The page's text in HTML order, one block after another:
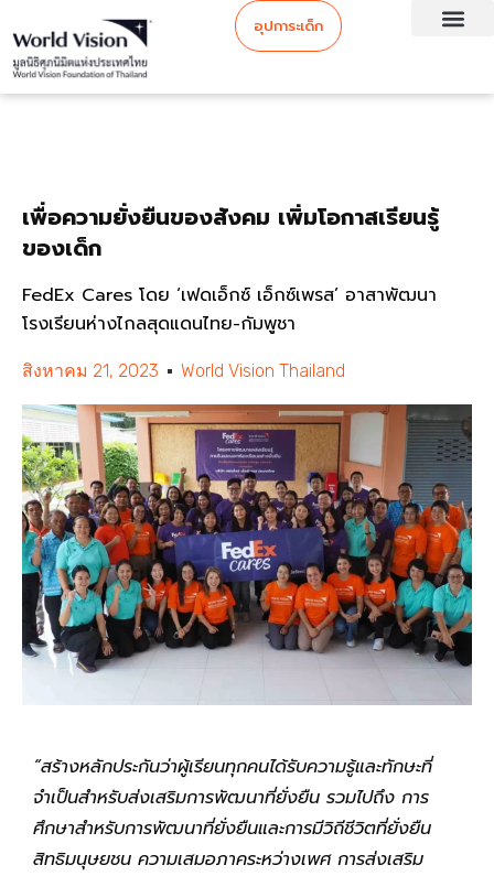
อุปการะเด็ก
เพื่อความยั่งยืนของสังคม เพิ่มโอกาสเรียนรู้
ของเด็ก
FedEx Cares โดย ‘เฟดเอ็กซ์ เอ็กซ์เพรส’ อาสาพัฒนา
โรงเรียนห่างไกลสุดแดนไทย-กัมพูชา
สิงหาคม 21, 2023 World Vision Thailand
“สร้างหลักประกันว่าผู้เรียนทุกคนได้รับความรู้และทักษะที่
จำเป็นสำหรับส่งเสริมการพัฒนาที่ยั่งยืน รวมไปถึง การ
ศึกษาสำหรับการพัฒนาที่ยั่งยืนและการมีวิถีชีวิตที่ยั่งยืน
สิทธิมนุษยชน ความเสมอภาคระหว่างเพศ การส่งเสริม